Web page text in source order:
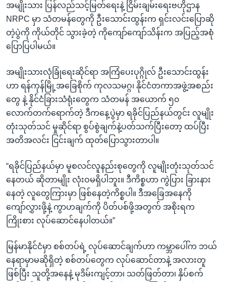
အမျိုးသား ပြန်လည်သင့်မြတ်ရေးနဲ့ ငြိမ်းချမ်းရေးဗဟိုဌာန
NRPC မှာ သံတမန်တွေကို ဦးသောင်းထွန်းက ရှင်းလင်းပြောဆို
တဲ့ပွဲကို ကိုယ်တိုင် သွားခဲ့တဲ့ ကိုကျော်ကျော်သိန်းက အပြည့်အစုံ
ပြောပြပါမယ်။
အမျိုးသားလုံခြုံရေးဆိုင်ရာ အကြံပေးပုဂ္ဂိုလ် ဦးသောင်းထွန်း
ဟာ ရန်ကုန်မြို့အခြေစိုက် ကုလသမဂ္ဂ၊ နိုင်ငံတကာအဖွဲ့အစည်း
တွေ နဲ့ နိုင်ငံခြားသံရုံးတွေက သံတမန် အယောက် ၅၀
လောက်တက်ရောက်တဲ့ ဒီကနေ့ပွဲမှာ ရခိုင်ပြည်နယ်တွင်း လူမျိုး
တုံးသုတ်သင် မှုဆိုင်ရာ စွပ်စွဲချက်နဲ့ပတ်သက်ပြီးတော့ ထပ်ပြီး
အတိအလင်း ငြင်းချက် ထုတ်ပြောသွားတာပါ။
“ရခိုင်ပြည်နယ်မှာ မူစလင်လူနည်းစုတွေကို လူမျိုးတုံးသုတ်သင်
နေတယ် ဆိုတာမျိုး လုံးဝမရှိပါဘူး။ ဒီကိစ္စဟာ ကွဲပြား ခြားနား
နေတဲ့ လူတွေကြားမှာ ဖြစ်နေတဲ့ကိစ္စပါ။ ဒီအခြေအနေကို
ကျော်လွှားဖို့နဲ့ ကွာဟချက်ကို ပိတ်ပစ်ဖို့အတွက် အစိုးရက
ကြိုးစား လုပ်ဆောင်နေပါတယ်။”
မြန်မာနိုင်ငံမှာ စစ်တပ်ရဲ့ လုပ်ဆောင်ချက်ဟာ ကမ္ဘာပေါ်က ဘယ်
နေရာမှာမဆိုရှိတဲ့ စစ်တပ်တွေက လုပ်ဆောင်တာနဲ့ အလားတူ
ဖြစ်ပြီး သူတို့အနေနဲ့ မုဒိမ်းကျင့်တာ၊ သတ်ဖြတ်တာ၊ နှိပ်စက်